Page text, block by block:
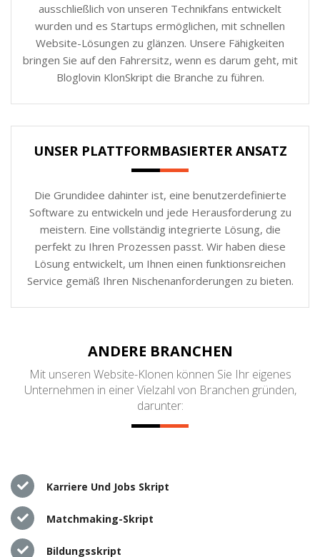
ausschließlich von unseren Technikfans entwickelt
wurden und es Startups ermöglichen, mit schnellen
Website-Lösungen zu glänzen. Unsere Fähigkeiten
bringen Sie auf den Fahrersitz, wenn es darum geht, mit
Bloglovin KlonSkript die Branche zu führen.
UNSER PLATTFORMBASIERTER ANSATZ
Die Grundidee dahinter ist, eine benutzerdefinierte
Software zu entwickeln und jede Herausforderung zu
meistern. Eine vollständig integrierte Lösung, die
perfekt zu Ihren Prozessen passt. Wir haben diese
Lösung entwickelt, um Ihnen einen funktionsreichen
Service gemäß Ihren Nischenanforderungen zu bieten.
ANDERE BRANCHEN
Mit unseren Website-Klonen können Sie Ihr eigenes
Unternehmen in einer Vielzahl von Branchen gründen,
darunter:
Karriere Und Jobs Skript
Matchmaking-Skript
Bildungsskript